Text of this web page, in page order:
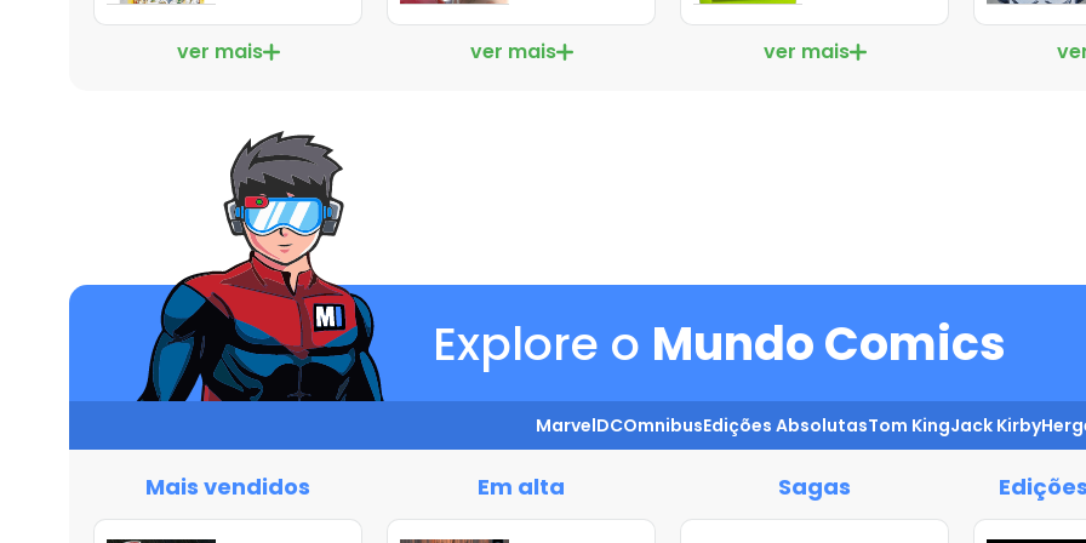
ver mais ver mais ver mais
Explore o Mundo Comics
MarvelDCOmnibusEdições AbsolutasTom KingJack Kirby
Mais vendidos Em alta Sagas